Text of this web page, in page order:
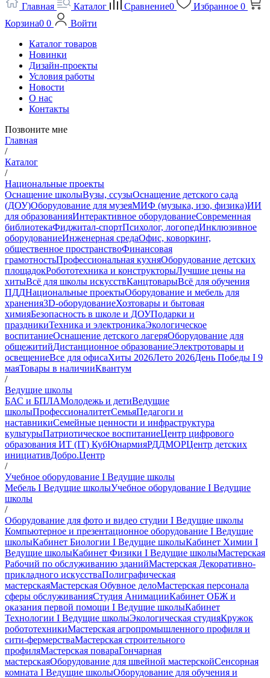
Главная Каталог Сравнение0 Избранное 0
Корзина0 0
Войти
Каталог товаров
Новинки
Дизайн-проекты
Условия работы
Новости
О нас
Контакты
Позвоните мне
Главная
/
Каталог
/
Национальные проекты
Оснащение школыВузы, ссузыОснащение детского сада
(ДОУ)Оборудование для музеяМИФ (музыка, изо, физика)ИИ
для образованияИнтерактивное оборудованиеСовременная
библиотекаФиджитал-спортПсихолог, логопедИнклюзивное
оборудованиеИнженерная средаОфис, коворкинг,
общественное пространствоФинансовая
грамотностьПрофессиональная кухняОборудование детских
площадокРобототехника и конструкторыЛучшие цены на
хитыВсё для школы искусствКанцтоварыВсё для обучения
ПДДНациональные проектыОборудование и мебель для
хранения3D-оборудованиеХозтовары и бытовая
химияБезопасность в школе и ДОУПодарки и
праздникиТехника и электроникаЭкологическое
воспитаниеОснащение детского лагеряОборудование для
общежитийДистанционное образованиеЭлектротовары и
освещениеВсе для офисаХиты 2026Лето 2026День Победы I 9
маяТовары в наличииКвантум
/
Ведущие школы
БАС и БПЛАМолодежь и детиВедущие
школыПрофессионалитетСемьяПедагоги и
наставникиСемейные ценности и инфраструктура
культурыПатриотическое воспитаниеЦентр цифрового
образования ИТ (IT) КубЮнармияРДДМОРЦентр детских
инициативДобро.Центр
/
Учебное оборудование I Ведущие школы
Мебель I Ведущие школыУчебное оборудование I Ведущие
школы
/
Оборудование для фото и видео студии I Ведущие школы
Компьютерное и презентационное оборудование I Ведущие
школыКабинет Биологии I Ведущие школыКабинет Химии I
Ведущие школыКабинет Физики I Ведущие школыМастерская
Рабочий по обслуживанию зданийМастерская Декоративно-
прикладного искусстваПолиграфическая
мастерскаяМастерская Обувное делоМастерская персонала
сферы обслуживанияСтудия АнимацииКабинет ОБЖ и
оказания первой помощи I Ведущие школыКабинет
Технологии I Ведущие школыЭкологическая студияКружок
робототехникиМастерская агропромышленного профиля и
сити-фермерстваМастерская строительного
профиляМастерская повараГончарная
мастерскаяОборудование для швейной мастерскойСенсорная
комната I Ведущие школыОборудование для обучения и